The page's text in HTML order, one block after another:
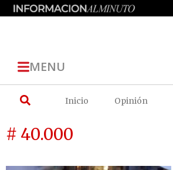
MENU
Inicio Opinión
# 40.000